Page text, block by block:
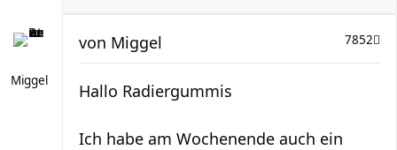
Miggel
7852
von Miggel
Hallo Radiergummis
Ich habe am Wochenende auch ein